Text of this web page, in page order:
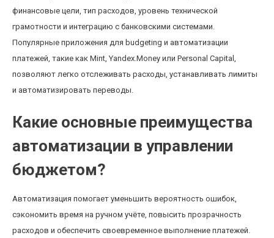
финансовые цели, тип расходов, уровень технической
грамотности и интеграцию с банковскими системами.
Популярные приложения для budgeting и автоматизации
платежей, такие как Mint, Yandex.Money или Personal Capital,
позволяют легко отслеживать расходы, устанавливать лимиты
и автоматизировать переводы.
Какие основные преимущества
автоматизации в управлении
бюджетом?
Автоматизация помогает уменьшить вероятность ошибок,
сэкономить время на ручном учёте, повысить прозрачность
расходов и обеспечить своевременное выполнение платежей.